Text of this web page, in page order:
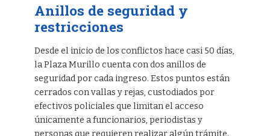
Anillos de seguridad y
restricciones
Desde el inicio de los conflictos hace casi 50 días,
la Plaza Murillo cuenta con dos anillos de
seguridad por cada ingreso. Estos puntos están
cerrados con vallas y rejas, custodiados por
efectivos policiales que limitan el acceso
únicamente a funcionarios, periodistas y
personas que requieren realizar algún trámite.